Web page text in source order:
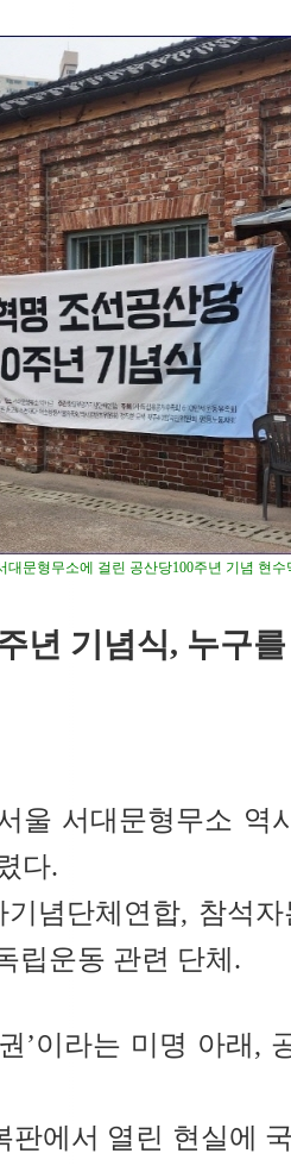
대문형무소에 걸린 공산당100주년 기념 현수
년 기념식, 누구
울 서대문형무소 역
다.
기념단체연합, 참석
립운동 관련 단체.
’이라는 미명 아래,
판에서 열린 현실에